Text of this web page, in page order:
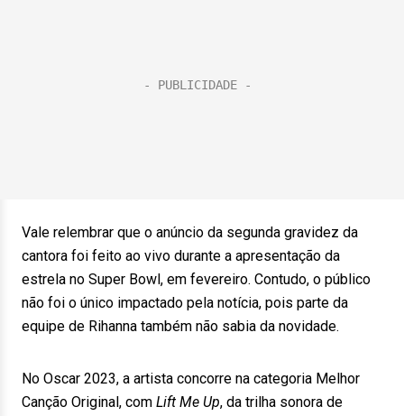
Vale relembrar que o anúncio da segunda gravidez da
cantora foi feito ao vivo durante a apresentação da
estrela no Super Bowl, em fevereiro. Contudo, o público
não foi o único impactado pela notícia, pois parte da
equipe de Rihanna também não sabia da novidade.
No Oscar 2023, a artista concorre na categoria Melhor
Canção Original, com Lift Me Up, da trilha sonora de